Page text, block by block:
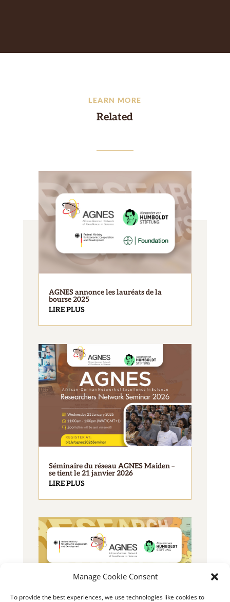
Manage Cookie Consent
To provide the best experiences, we use technologies like cookies to
LEARN MORE
Related
AGNES annonce les lauréats de la
bourse 2025
LIRE PLUS
Séminaire du réseau AGNES Maiden –
se tient le 21 janvier 2026
LIRE PLUS
2025 Bourse AGNES pour jeunes